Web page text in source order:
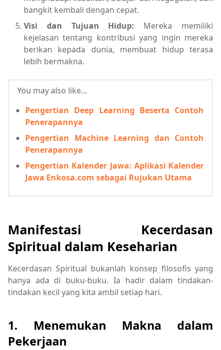
bangkit kembali dengan cepat.
Visi dan Tujuan Hidup: Mereka memiliki
kejelasan tentang kontribusi yang ingin mereka
berikan kepada dunia, membuat hidup terasa
lebih bermakna.
You may also like...
Pengertian Deep Learning Beserta Contoh
Penerapannya
Pengertian Machine Learning dan Contoh
Penerapannya
Pengertian Kalender Jawa: Aplikasi Kalender
Jawa Enkosa.com sebagai Rujukan Utama
Manifestasi Kecerdasan
Spiritual dalam Keseharian
Kecerdasan Spiritual bukanlah konsep filosofis yang
hanya ada di buku-buku. Ia hadir dalam tindakan-
tindakan kecil yang kita ambil setiap hari.
1. Menemukan Makna dalam
Pekerjaan